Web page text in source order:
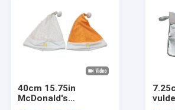
40cm 15.75in
McDonald's